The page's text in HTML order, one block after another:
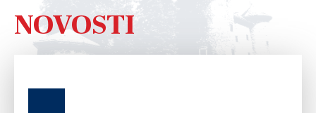
NOVOSTI